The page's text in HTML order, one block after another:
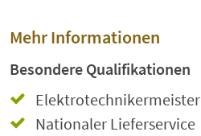
Mehr Informationen
Besondere Qualifikationen
Elektrotechnikermeister
Nationaler Lieferservice